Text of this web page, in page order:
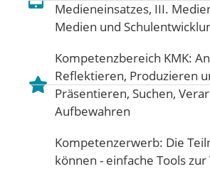
Medieneinsatzes, III.
Medien und
Kompetenzbereich KMK:
Reflektieren, Produzieren
Präsentieren, Suchen,
Aufbewahren
Kompetenzerwerb: Die
können - einfache Tools